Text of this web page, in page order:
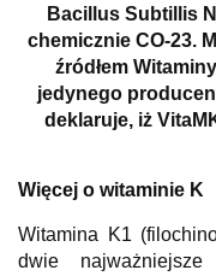
Bacillus Subtillis
chemicznie CO-23.
źródłem
jedynego
deklaruje, iż
Więcej o witaminie K
Witamina K1
dwie